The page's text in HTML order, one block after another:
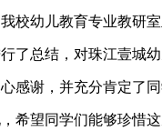
校幼儿教育专业教研
了总结，对珠江壹城
感谢，并充分肯定了
希望同学们能够珍惜